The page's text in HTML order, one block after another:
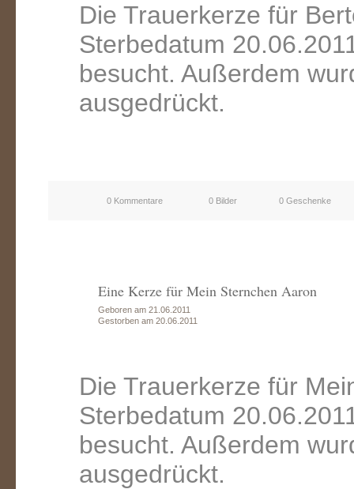
Die Trauerkerze für
Sterbedatum
besucht. Außerdem
ausgedrückt.
0 Kommentare 0 Bilder 0 Geschenke
Eine Kerze für Mein Sternchen Aaron
Geboren am 21.06.2011
Gestorben am 20.06.2011
Die Trauerkerze für
Sterbedatum
besucht. Außerdem
ausgedrückt.